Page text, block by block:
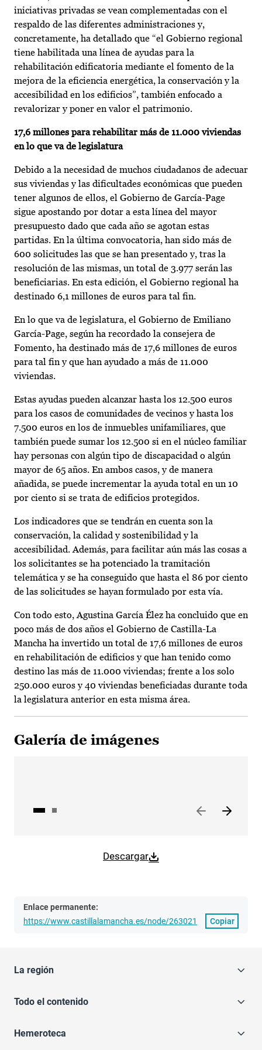
iniciativas privadas se vean complementadas con el
respaldo de las diferentes administraciones y,
concretamente, ha detallado que “el Gobierno regional
tiene habilitada una línea de ayudas para la
rehabilitación edificatoria mediante el fomento de la
mejora de la eficiencia energética, la conservación y la
accesibilidad en los edificios”, también enfocado a
revalorizar y poner en valor el patrimonio.
17,6 millones para rehabilitar más de 11.000 viviendas
en lo que va de legislatura
Debido a la necesidad de muchos ciudadanos de adecuar
sus viviendas y las dificultades económicas que pueden
tener algunos de ellos, el Gobierno de García-Page
sigue apostando por dotar a esta línea del mayor
presupuesto dado que cada año se agotan estas
partidas. En la última convocatoria, han sido más de
600 solicitudes las que se han presentado y, tras la
resolución de las mismas, un total de 3.977 serán las
beneficiarias. En esta edición, el Gobierno regional ha
destinado 6,1 millones de euros para tal fin.
En lo que va de legislatura, el Gobierno de Emiliano
García-Page, según ha recordado la consejera de
Fomento, ha destinado más de 17,6 millones de euros
para tal fin y que han ayudado a más de 11.000
viviendas.
Estas ayudas pueden alcanzar hasta los 12.500 euros
para los casos de comunidades de vecinos y hasta los
7.500 euros en los de inmuebles unifamiliares, que
también puede sumar los 12.500 si en el núcleo familiar
hay personas con algún tipo de discapacidad o algún
mayor de 65 años. En ambos casos, y de manera
añadida, se puede incrementar la ayuda total en un 10
por ciento si se trata de edificios protegidos.
Los indicadores que se tendrán en cuenta son la
conservación, la calidad y sostenibilidad y la
accesibilidad. Además, para facilitar aún más las cosas a
los solicitantes se ha potenciado la tramitación
telemática y se ha conseguido que hasta el 86 por ciento
de las solicitudes se hayan formulado por esta vía.
Con todo esto, Agustina García Élez ha concluido que en
poco más de dos años el Gobierno de Castilla-La
Mancha ha invertido un total de 17,6 millones de euros
en rehabilitación de edificios y que han tenido como
destino las más de 11.000 viviendas; frente a los solo
250.000 euros y 40 viviendas beneficiadas durante toda
la legislatura anterior en esta misma área.
Galería de imágenes
Descargar
Enlace permanente:
https://www.castillalamancha.es/node/263021
Copiar
La región
Todo el contenido
Hemeroteca